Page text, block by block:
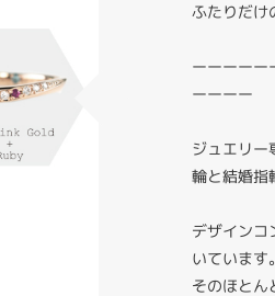
ふたりだけ
ーーーーー
ーーーー
ジュエリー
輪と結婚指
デザインコ
いています。
そのほとん